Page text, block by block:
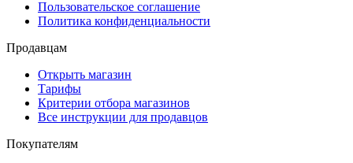
Пользовательское соглашение
Политика конфиденциальности
Продавцам
Открыть магазин
Тарифы
Критерии отбора магазинов
Все инструкции для продавцов
Покупателям